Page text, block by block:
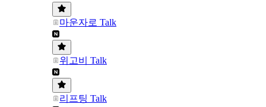
마운자로 Talk
위고비 Talk
리프팅 Talk